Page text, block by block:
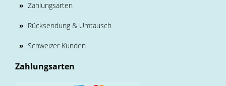
» Zahlungsarten
» Rücksendung & Umtausch
» Schweizer Kunden
Zahlungsarten